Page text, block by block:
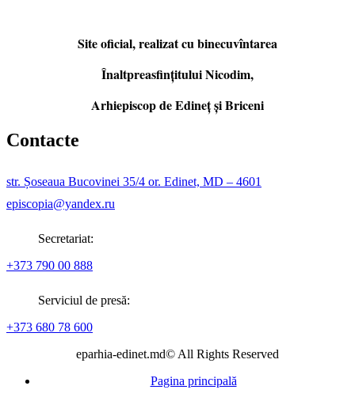
Site oficial, realizat cu binecuvîntarea
Înaltpreasfințitului Nicodim,
Arhiepiscop de Edineţ şi Briceni
Contacte
str. Șoseaua Bucovinei 35/4 or. Edinet, MD – 4601
episcopia@yandex.ru
Secretariat:
+373 790 00 888
Serviciul de presă:
+373 680 78 600
eparhia-edinet.md© All Rights Reserved
Pagina principală